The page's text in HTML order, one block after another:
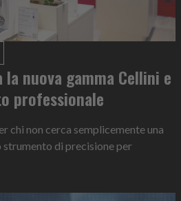
la nuova gamma Cellini e
professionale
chi non cerca semplicemente una
strumento di precisione per